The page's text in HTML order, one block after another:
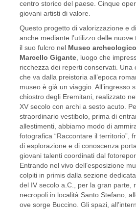
centro storico del paese. Cinque
giovani artisti di valore.
Questo progetto di valorizzazione e
anche mediante l’utilizzo delle
il suo fulcro nel Museo
Marcello Gigante , luogo che
ricchezza dei reperti conservati. Una
che va dalla preistoria all’epoca
museo è già un viaggio. All’ingresso
chiostro degli Eremitani, realizzato
XV secolo con archi a sesto acuto.
straordinario vestibolo, prima di
allestimenti, abbiamo modo di
fotografica “Raccontare il territorio”,
di esplorazione e di conoscenza
giovani talenti coordinati dal
Entrando nel vivo dell’esposizione
colpiti in primis dalla sezione
del IV secolo a.C., per la gran parte,
necropoli in località Santo Stefano,
ove sorge Buccino. Gli spazi,